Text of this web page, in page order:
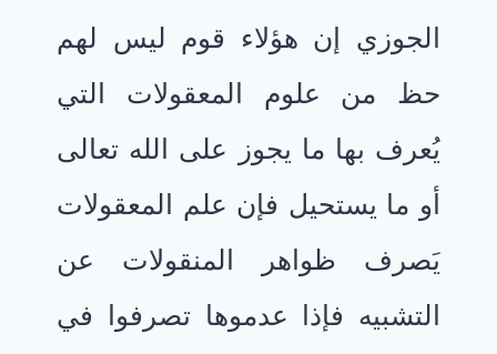
الجوزي إن هؤلاء قوم ليس لهم
حظ من علوم المعقولات التي
يُعرف بها ما يجوز على الله تعالى
أو ما يستحيل فإن علم المعقولات
يَصرف ظواهر المنقولات عن
التشبيه فإذا عدموها تصرفوا في